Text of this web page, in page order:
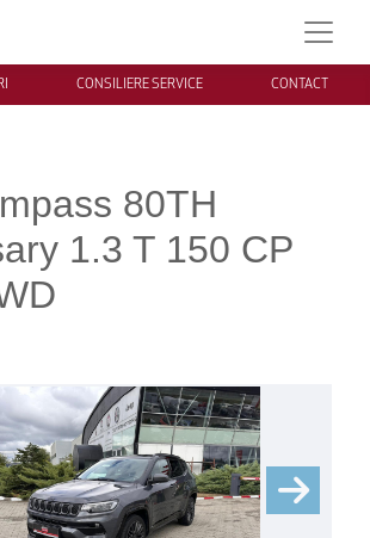
CONSILIERE SERVICE CONTACT
80TH
1.3 T 150 CP